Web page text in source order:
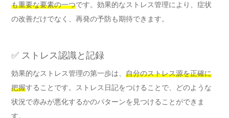
も重要な要素の一つです。効果的なストレス管理により、症状
の改善だけでなく、再発の予防も期待できます。
✅ ストレス認識と記録
効果的なストレス管理の第一歩は、 自分のストレス源を正確に
把握することです。ストレス日記をつけることで、どのような
状況で赤みが悪化するかのパターンを見つけることができま
す。